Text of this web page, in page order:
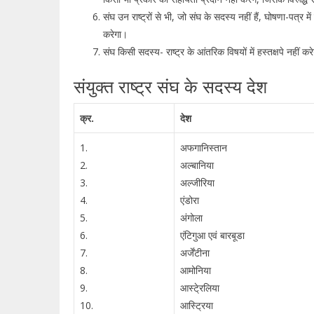
संघ उन राष्ट्रों से भी, जो संघ के सदस्य नहीं हैं, घोषणा-पत्र में
करेगा।
संघ किसी सदस्य- राष्ट्र के आंतरिक विषयों में हस्तक्षपे नहीं
संयुक्त राष्ट्र संघ के सदस्य देश
क्र. देश
1.
2.
3.
4.
5.
6.
7.
8.
9.
10.
अफगानिस्तान
अल्बानिया
अल्जीरिया
एंडोरा
अंगोला
एंटिगुआ एवं बारबूडा
अर्जेंटीना
आमोनिया
आस्टे्रलिया
आस्ट्रिया